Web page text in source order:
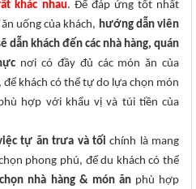
khác nhau. Để đáp ứng tốt nhất
uống của khách, hướng dẫn viên
dẫn khách đến các nhà hàng, quán
nơi có đầy đủ các món ăn của
để khách có thể tự do lựa chọn món
hợp với khẩu vị và túi tiền của
tự ăn trưa và tối chính là mang
phong phú, để du khách có thể
nhà hàng & món ănphù hợp